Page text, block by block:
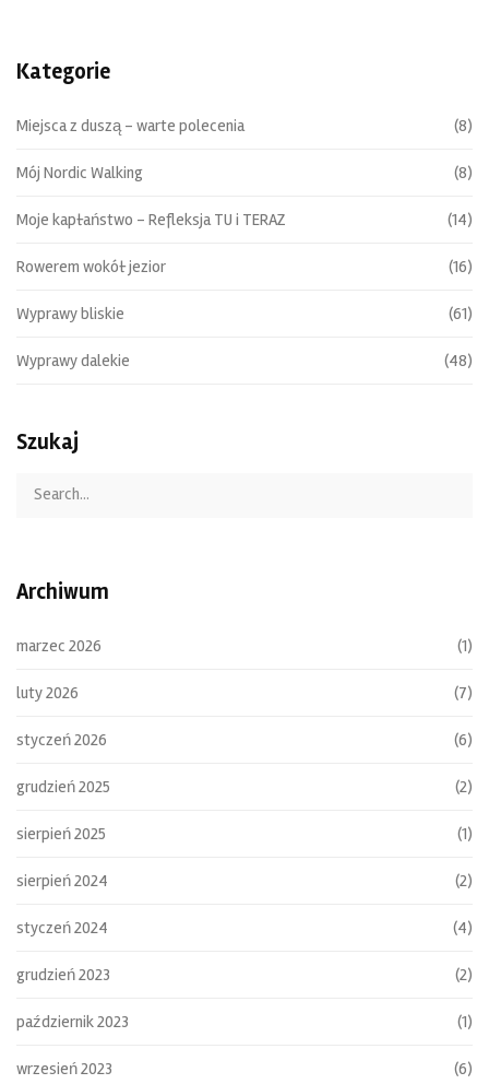
Kategorie
Miejsca z duszą – warte polecenia (8)
Mój Nordic Walking (8)
Moje kapłaństwo – Refleksja TU i TERAZ (14)
Rowerem wokół jezior (16)
Wyprawy bliskie (61)
Wyprawy dalekie (48)
Szukaj
Archiwum
marzec 2026 (1)
luty 2026 (7)
styczeń 2026 (6)
grudzień 2025 (2)
sierpień 2025 (1)
sierpień 2024 (2)
styczeń 2024 (4)
grudzień 2023 (2)
październik 2023 (1)
wrzesień 2023 (6)